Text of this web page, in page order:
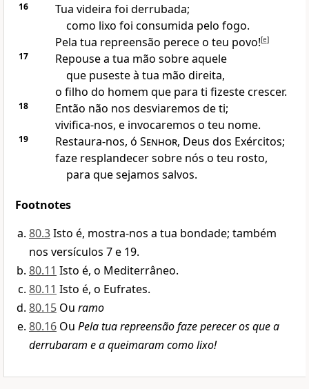
16
Tua videira foi derrubada;
como lixo foi consumida pelo fogo.
Pela tua repreensão perece o teu povo![e]
17
Repouse a tua mão sobre aquele
que puseste à tua mão direita,
o filho do homem que para ti fizeste crescer.
18
Então não nos desviaremos de ti;
vivifica-nos, e invocaremos o teu nome.
19 Restaura-nos, ó Senhor, Deus dos Exércitos;
faze resplandecer sobre nós o teu rosto,
para que sejamos salvos.
Footnotes
80.3Isto é, mostra-nos a tua bondade; também
nos versículos 7 e 19.
80.11 Isto é, o Mediterrâneo.
80.11 Isto é, o Eufrates.
80.15 Ou ramo
80.16 Ou Pela tua repreensão faze perecer os que a
derrubaram e a queimaram como lixo!